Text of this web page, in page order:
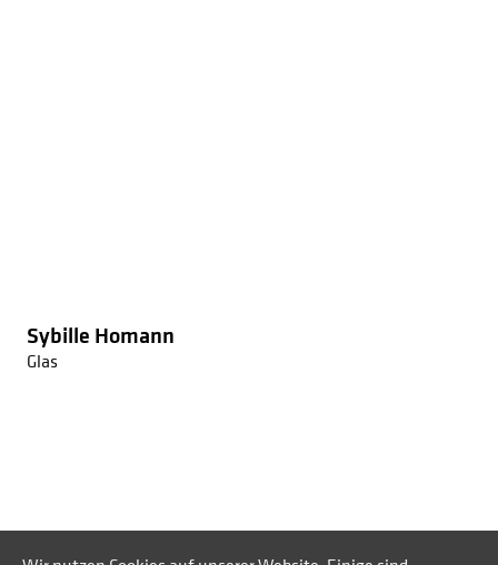
Sybille Homann
Glas